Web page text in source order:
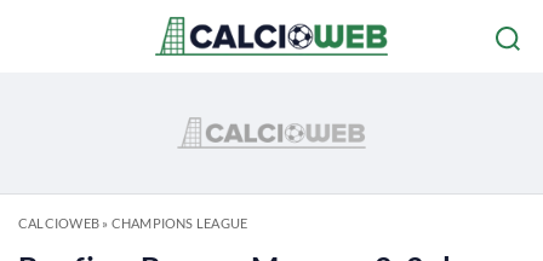
CALCIOWEB» CHAMPIONS LEAGUE